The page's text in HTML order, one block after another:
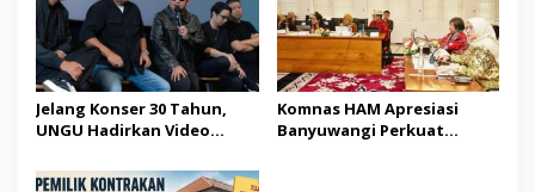
Jelang Konser 30 Tahun,
UNGU Hadirkan Video
Komnas HAM Apresiasi
Banyuwangi Perkuat